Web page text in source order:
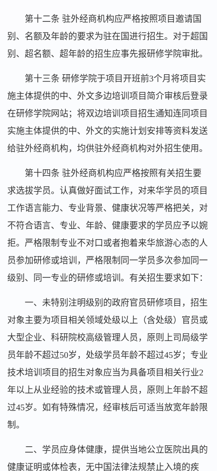
第十二条 驻外经商机构应严格按照项目邀请国
别、名额及年龄的要求为驻在国进行招生。对于超国
别、超名额、超年龄的招生应事先报研修学院审批。
第十三条 研修学院于项目开班前3个月将项目实
施主体提供的中、外文多边培训项目简介审核后登录
在研修学院网站；将双边培训项目招生通知连同项目
实施主体提供的中、外文的实施计划安排等资料发送
给驻外经商机构，均供驻外经商机构对外招生使用。
第十四条 驻外经商机构应严格按照有关招生要
求选拔学员。认真做好面试工作，对来华学员的项目
工作语言能力、专业背景、健康状况等严格把关，对
不符合语言、专业、年龄、健康要求的学员应予以婉
拒。严格限制专业不对口或者抱着来华旅游心态的人
员参加研修或培训，严格限制同一学员多次参加同一
级别、同一专业的研修或培训。有关招生要求如下：
一、未特别注明级别的政府官员研修项目，招生
对象主要为项目相关领域处级以上（含处级）官员或
大型企业、科研院校高级管理人员，原则上司局级学
员年龄不超过50岁，处级学员年龄不超过45岁；专业
技术培训项目的招生对象应当为具备项目相关行业2
年以上从业经验的技术或管理人员，原则上年龄不超
过45岁。如有特殊情况，经审核后可适当放宽年龄限
制。
二、学员应身体健康，提供当地公立医院出具的
健康证明或体检表，无中国法律法规禁止入境的疾